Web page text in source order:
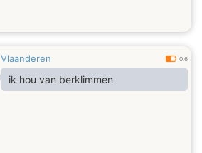
Vlaanderen 0.6
ik hou van berklimmen